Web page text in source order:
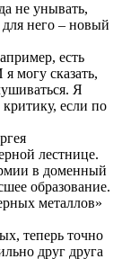
не унывать,
него – новый
есть
могу сказать,
Я
если по
лестнице.
в доменный
образование.
металлов»
теперь точно
друг друга